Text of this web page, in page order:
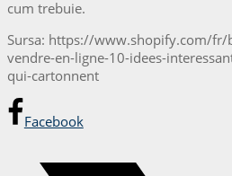
cum trebuie.
Sursa: https://www.shopify.com/
vendre-en-ligne-10-idees-
qui-cartonnent
Facebook